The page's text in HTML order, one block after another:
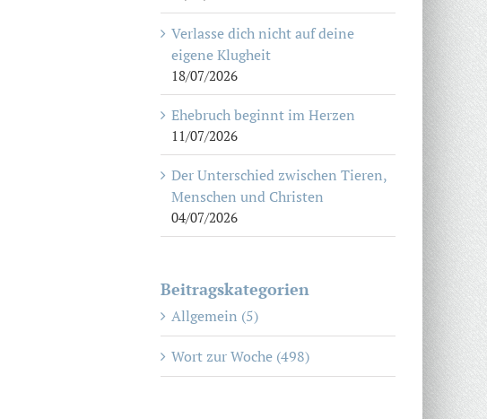
Verlasse dich nicht auf deine
eigene Klugheit
18/07/2026
Ehebruch beginnt im Herzen
11/07/2026
Der Unterschied zwischen Tieren,
Menschen und Christen
04/07/2026
Beitragskategorien
Allgemein (5)
Wort zur Woche (498)